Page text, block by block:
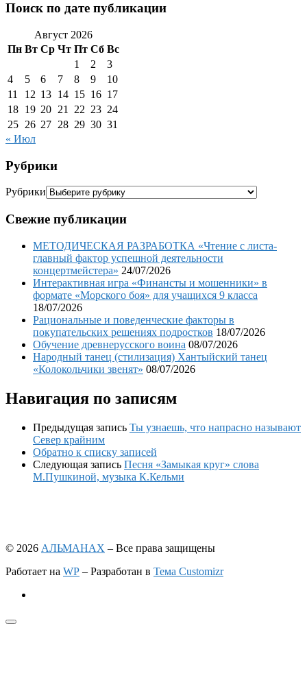
Поиск по дате публикации
Август 2026
Пн Вт Ср Чт Пт Сб Вс
1
2
3
4
5 6 7 8 9
10
11
12 13 14 15 16 17
18 19 20 21 22 23 24
25 26 27 28 29 30 31
« Июл
Рубрики
Рубрики
Свежие публикации
МЕТОДИЧЕСКАЯ РАЗРАБОТКА «Чтение с листа-
главный фактор успешной деятельности
концертмейстера» 24/07/2026
Интерактивная игра «Финансты и мошенники» в
формате «Морского боя» для учащихся 9 класса
18/07/2026
Рациональные и поведенческие факторы в
покупательских решениях подростков 18/07/2026
Обучение древнерусского воина 08/07/2026
Народный танец (стилизация) Хантыйский танец
«Колокольчики звенят» 08/07/2026
Навигация по записям
Предыдущая запись Ты узнаешь, что напрасно называют
Север крайним
Обратно к списку записей
Следующая запись Песня «Замыкая круг» слова
М.Пушкиной, музыка К.Кельми
© 2026 АЛЬМАНАХ – Все права защищены
Работает на WP – Разработан в Тема Customizr